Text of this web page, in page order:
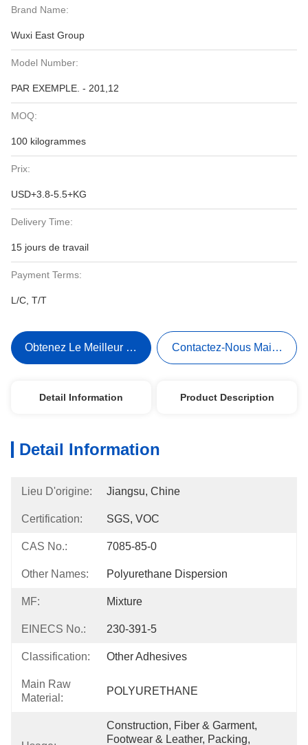
Brand Name:
Wuxi East Group
Model Number:
PAR EXEMPLE. - 201,12
MOQ:
100 kilogrammes
Prix:
USD+3.8-5.5+KG
Delivery Time:
15 jours de travail
Payment Terms:
L/C, T/T
Obtenez Le Meilleur Prix Contactez-Nous Maintenant
Detail Information Product Description
Detail Information
Lieu D'origine: Jiangsu, Chine
Certification: SGS, VOC
CAS No.: 7085-85-0
Other Names: Polyurethane Dispersion
MF: Mixture
EINECS No.: 230-391-5
Classification: Other Adhesives
Main Raw
Material:
POLYURETHANE
Construction, Fiber & Garment,
Footwear & Leather, Packing,